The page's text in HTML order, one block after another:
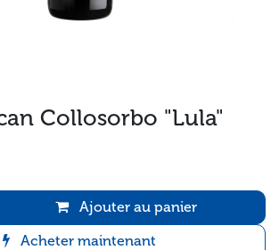
Collosorbo "Lula"
Ajouter au panier
Acheter maintenant